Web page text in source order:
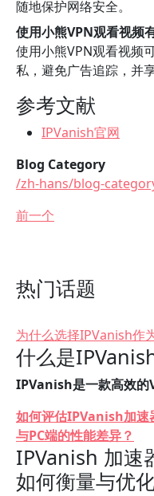
随地保护网络安全。
使用小熊VPN观看视频
使用小熊VPN观看视频
私，避免广告追踪，并
参考文献
IPVanish官网
Blog Category
/zh-hans/blog-
前一个
热门话题
为什么选择IPVanish作
什么是
IPVanish是一款高效的
如何评估IPVanish加速
与PC端的性能差异？
IPVanish 加速
如何衡量与优